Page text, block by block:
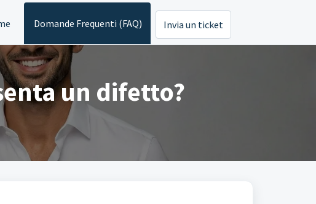
Domande Frequenti (FAQ) Invia un ticket
un difetto?